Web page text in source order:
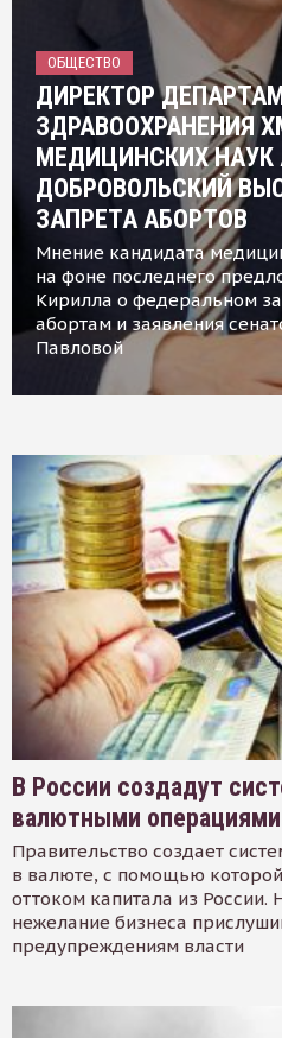
ОБЩЕСТВО
ДИРЕКТОР
ЗДРАВООХРАНЕНИЯ
МЕДИЦИНСКИХ НАУК
ДОБРОВОЛЬСКИЙ
ЗАПРЕТА АБОРТОВ
Мнение кандидата
на фоне последнего
Кирилла о федеральном
абортам и заявления
Павловой
В России создадут
валютными операциями
Правительство создает
в валюте, с помощью
оттоком капитала из России.
нежелание бизнеса
предупреждениям власти